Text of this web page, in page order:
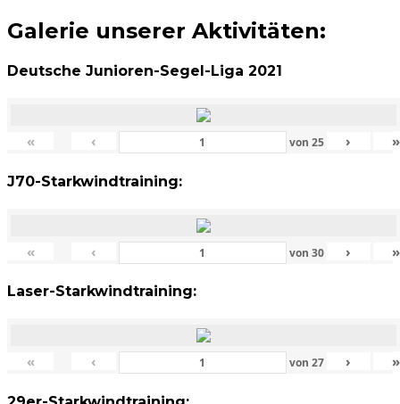
Galerie unserer Aktivitäten:
Deutsche Junioren-Segel-Liga 2021
« ‹ von 25 › »
J70-Starkwindtraining:
« ‹ von 30 › »
Laser-Starkwindtraining:
« ‹ von 27 › »